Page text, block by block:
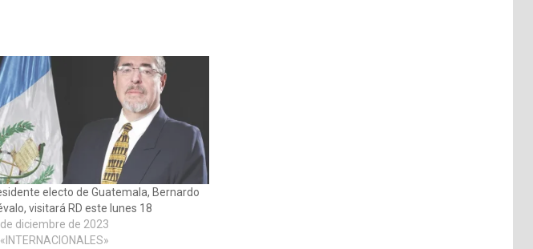
electo de Guatemala, Bernardo
visitará RD este lunes 18
diciembre de 2023